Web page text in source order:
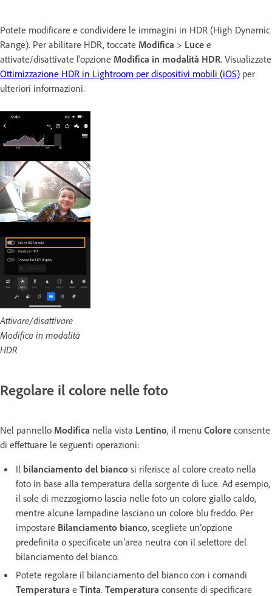
Potete modificare e condividere le immagini in HDR (High Dynamic
Range). Per abilitare HDR, toccate Modifica > Luce e
attivate/disattivate l'opzione Modifica in modalità HDR. Visualizzate
Ottimizzazione HDR in Lightroom per dispositivi mobili (iOS) per
ulteriori informazioni.
Attivare/disattivare
Modifica in modalità
HDR
Regolare il colore nelle foto
Nel pannello Modifica nella vista Lentino, il menu Colore consente
di effettuare le seguenti operazioni:
Il bilanciamento del bianco si riferisce al colore creato nella
foto in base alla temperatura della sorgente di luce. Ad esempio,
il sole di mezzogiorno lascia nelle foto un colore giallo caldo,
mentre alcune lampadine lasciano un colore blu freddo. Per
impostare Bilanciamento bianco, scegliete un’opzione
predefinita o specificate un’area neutra con il selettore del
bilanciamento del bianco.
Potete regolare il bilanciamento del bianco con i comandi
Temperatura e Tinta. Temperatura consente di specificare